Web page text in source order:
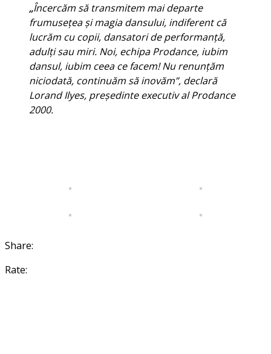
„Încercăm să transmitem mai departe
frumuseţea şi magia dansului, indiferent că
lucrăm cu copii, dansatori de performanţă,
adulţi sau miri. Noi, echipa Prodance, iubim
dansul, iubim ceea ce facem! Nu renunţăm
niciodată, continuăm să inovăm”, declară
Lorand Ilyes, președinte executiv al Prodance
2000.
Share:
Rate: